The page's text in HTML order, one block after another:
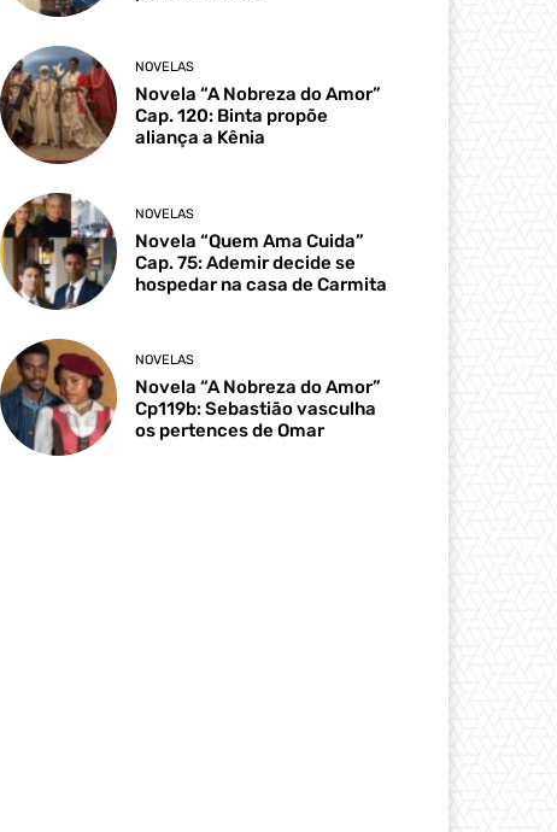
NOVELAS
Novela “A Nobreza do Amor”
Cap. 120: Binta propõe
aliança a Kênia
NOVELAS
Novela “Quem Ama Cuida”
Cap. 75: Ademir decide se
hospedar na casa de Carmita
NOVELAS
Novela “A Nobreza do Amor”
Cp119b: Sebastião vasculha
os pertences de Omar